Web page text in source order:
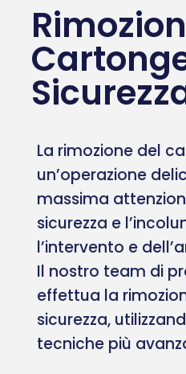
La rimozione del
un’operazione
massima
sicurezza e
l’intervento e
Il nostro team di
effettua la
sicurezza,
tecniche più